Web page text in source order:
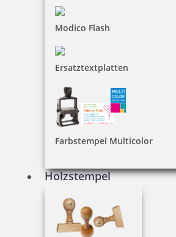
Modico Flash
Ersatztextplatten
Farbstempel Multicolor
Holzstempel
Datumstempel
Taschenstempel
Motivstempel